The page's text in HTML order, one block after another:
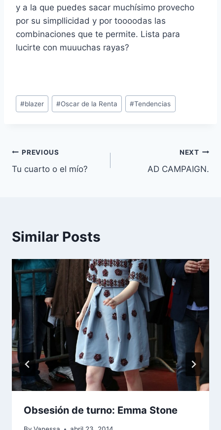
y a la que puedes sacar muchísimo provecho
por su simpllicidad y por toooodas las
combinaciones que te permite. Lista para
lucirte con muuuchas rayas?
Post
Tags:
#blazer #Oscar de la Renta #Tendencias
Navegación
de
PREVIOUS
Tu cuarto o el mío?
NEXT
AD CAMPAIGN.
Similar Posts
Obsesión de turno: Emma Stone